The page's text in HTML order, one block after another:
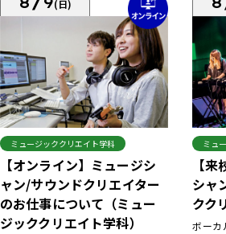
(日)
ミュージッククリエイト学科
【オンライン】ミュージシ
ャン/サウンドクリエイター
のお仕事について（ミュー
ジッククリエイト学科）
ミュ
【
シャ
クク
ボーカ